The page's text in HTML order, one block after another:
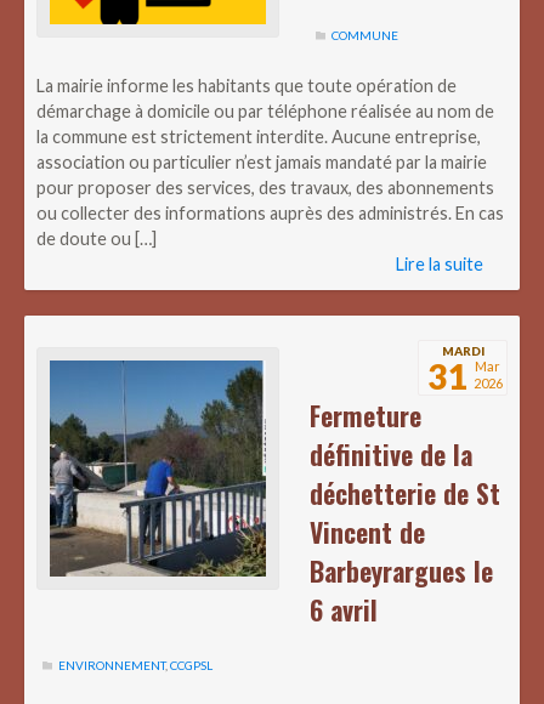
COMMUNE
La mairie informe les habitants que toute opération de
démarchage à domicile ou par téléphone réalisée au nom de
la commune est strictement interdite. Aucune entreprise,
association ou particulier n’est jamais mandaté par la mairie
pour proposer des services, des travaux, des abonnements
ou collecter des informations auprès des administrés. En cas
de doute ou […]
Lire la suite
MARDI
31 Mar
2026
Fermeture
définitive de la
déchetterie de St
Vincent de
Barbeyrargues le
6 avril
ENVIRONNEMENT,CCGPSL